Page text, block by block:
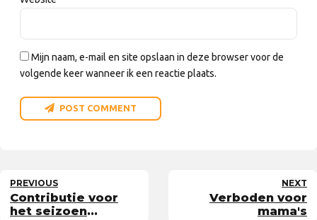
Mijn naam, e-mail en site opslaan in deze browser voor de
volgende keer wanneer ik een reactie plaats.
POST COMMENT
PREVIOUS
Contributie voor
het seizoen
NEXT
Verboden voor
mama's